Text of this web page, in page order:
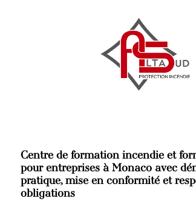
Centre de formation incendie et
pour entreprises à Monaco avec
pratique, mise en conformité et
obligations